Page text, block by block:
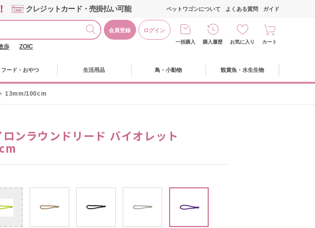
クレジットカード・売掛払い可能
会員登録 ログイン
歩 ZOIC
ペットワゴンについて よくある質問 ガイド
一括購入 購入履歴 お気に入り カート
フード・おやつ 生活用品 鳥・小動物 観賞魚・水生生物
13mm/100cm
ンラウンドリード バイオレット